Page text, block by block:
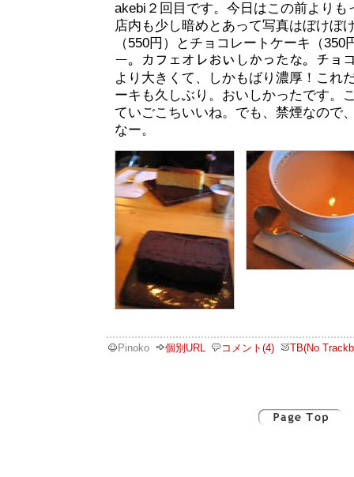
akebi２回目です。今日はこの前よりも
店内も少し暗めとあって写真はぼけぼ
（550円）とチョコレートケーキ（
ー。カフェオレおいしかったな。チョ
より大きくて、しかもばり濃厚！これ
ーキも久しぶり。おいしかったです。
ていごこちいいね。でも、禁煙なので
なー。
Pinoko 個別URL コメント(4) TB(No